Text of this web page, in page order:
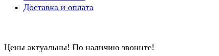
Доставка и оплата
Цены актуальны! По наличию звоните!